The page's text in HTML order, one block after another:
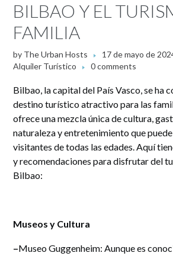
BILBAO Y EL
FAMILIA
by The Urban Hosts
17 de mayo de
Alquiler Turístico
0 comments
Bilbao, la capital del País Vasco, se ha
destino turístico atractivo para las
ofrece una mezcla única de cultura,
naturaleza y entretenimiento que
visitantes de todas las edades. Aquí
y recomendaciones para disfrutar del
Bilbao:
Museos y Cultura
–Museo Guggenheim: Aunque es